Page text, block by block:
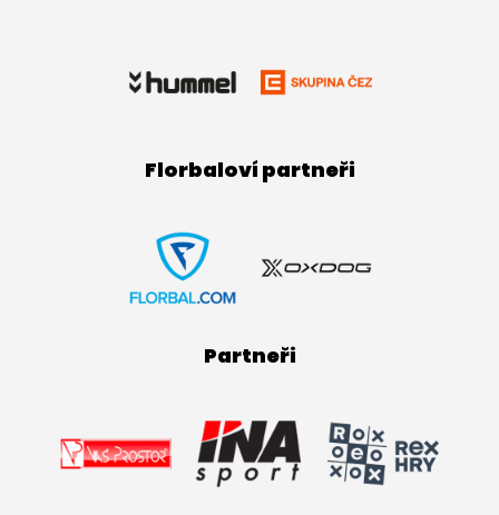
Florbaloví partneři
Partneři